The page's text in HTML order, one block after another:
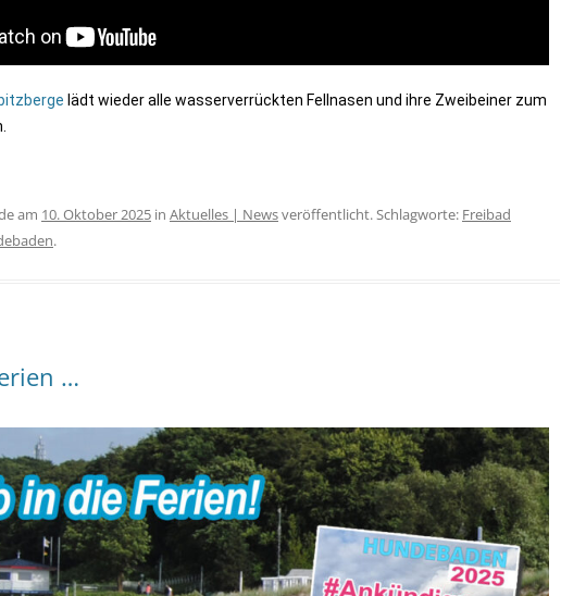
lädt wieder alle wasserverrückten Fellnasen und ihre Zweibeiner zum
am 10. Oktober 2025 in Aktuelles | Newsveröffentlicht. Schlagworte: Freibad
.
…